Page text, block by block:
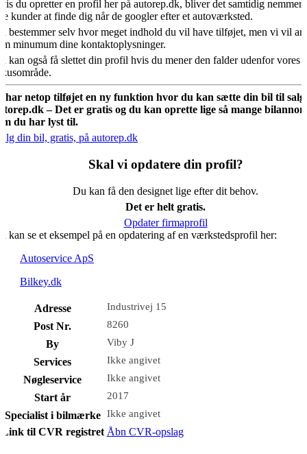
du opretter en profil her på autorep.dk, bliver det samtidig
kunder at finde dig når de googler efter et autoværksted.
bestemmer selv hvor meget indhold du vil have tilføjet, men vi vil
minumum dine kontaktoplysninger.
kan også få slettet din profil hvis du mener den falder udenfor vores
har netop tilføjet en ny funktion hvor du kan sætte din bil til salg
– Det er gratis og du kan oprette lige så mange
du har lyst til.
din bil, gratis, på autorep.dk
Skal vi opdatere din profil?
Du kan få den designet lige efter dit behov.
Det er helt gratis.
Opdater firmaprofil
kan se et eksempel på en opdatering af en værkstedsprofil her:
Autoservice ApS
Bilkey.dk
Adresse Industrivej 15
Post Nr. 8260
By Viby J
Services Ikke angivet
Nøgleservice Ikke angivet
Start år 2017
Specialist i bilmærke Ikke angivet
Link til CVR registret Åbn CVR-opslag